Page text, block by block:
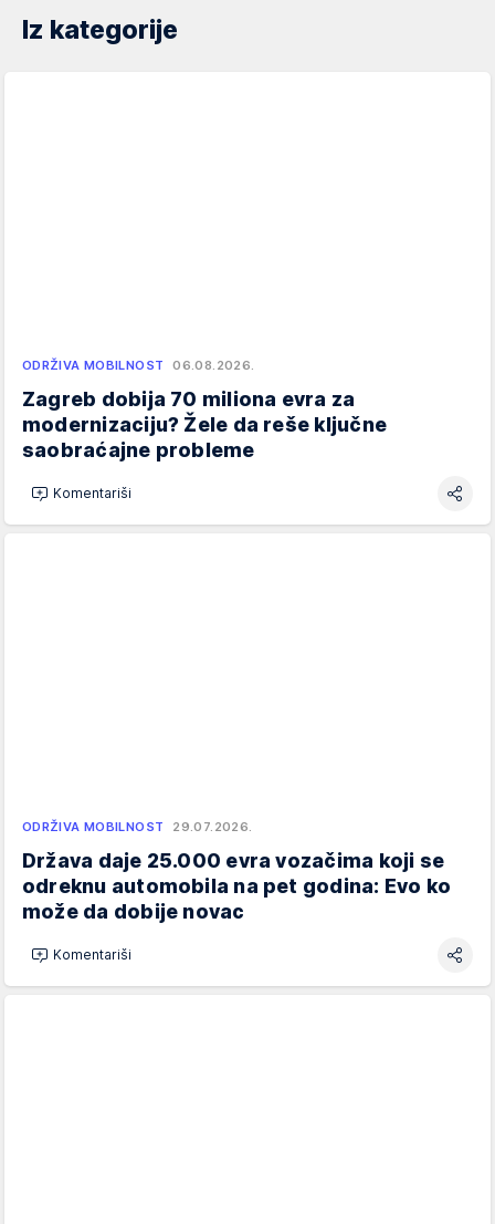
Iz kategorije
ODRŽIVA MOBILNOST 06.08.2026.
Zagreb dobija 70 miliona evra za
modernizaciju? Žele da reše ključne
saobraćajne probleme
Komentariši
ODRŽIVA MOBILNOST 29.07.2026.
Država daje 25.000 evra vozačima koji se
odreknu automobila na pet godina: Evo ko
može da dobije novac
Komentariši